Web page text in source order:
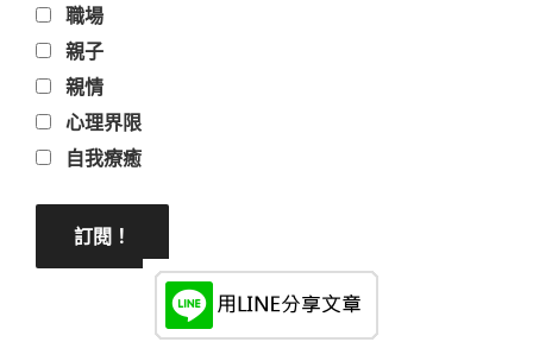
職場
親子
親情
心理界限
自我療癒